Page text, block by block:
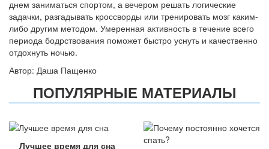
днем заниматься спортом, а вечером решать логические
задачки, разгадывать кроссворды или тренировать мозг каким-
либо другим методом. Умеренная активность в течение всего
периода бодрствования поможет быстро уснуть и качественно
отдохнуть ночью.
Автор: Даша Пащенко
ПОПУЛЯРНЫЕ МАТЕРИАЛЫ
Лучшее время для сна